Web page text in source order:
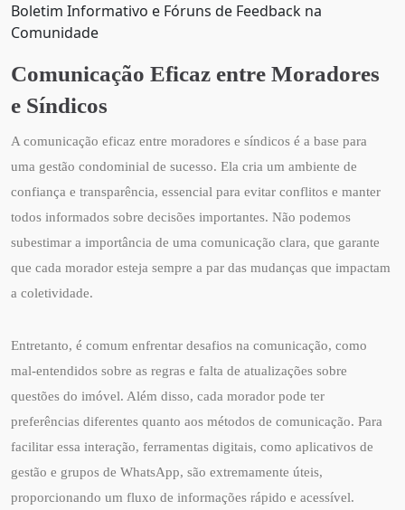
Boletim Informativo e Fóruns de Feedback na
Comunidade
Comunicação Eficaz entre Moradores
e Síndicos
A comunicação eficaz entre moradores e síndicos é a base para
uma gestão condominial de sucesso. Ela cria um ambiente de
confiança e transparência, essencial para evitar conflitos e manter
todos informados sobre decisões importantes. Não podemos
subestimar a importância de uma comunicação clara, que garante
que cada morador esteja sempre a par das mudanças que impactam
a coletividade.
Entretanto, é comum enfrentar desafios na comunicação, como
mal-entendidos sobre as regras e falta de atualizações sobre
questões do imóvel. Além disso, cada morador pode ter
preferências diferentes quanto aos métodos de comunicação. Para
facilitar essa interação, ferramentas digitais, como aplicativos de
gestão e grupos de WhatsApp, são extremamente úteis,
proporcionando um fluxo de informações rápido e acessível.